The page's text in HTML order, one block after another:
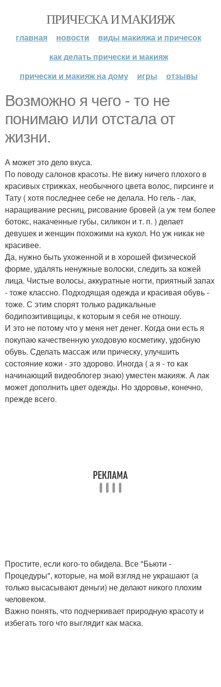
ПРИЧЕСКА И МАКИЯЖ
главная новости
виды макияжа и причесок
как делать прически и макияж
прически и макияж на дому
игры отзывы
Возможно я чего - то не
понимаю или отстала от
жизни.
А может это дело вкуса.
По поводу салонов красоты. Не вижу ничего плохого в
красивых стрижках, необычного цвета волос, пирсинге и
Тату ( хотя последнее себе не делала. Но гель - лак,
наращивание ресниц, рисование бровей (а уж тем более
ботокс, накаченные губы, силикон и т. п. ) делает
девушек и женщин похожими на кукол. Но уж никак не
красивее.
Да, нужно быть ухоженной и в хорошей физической
форме, удалять ненужные волоски, следить за кожей
лица. Чистые волосы, аккуратные ногти, приятный запах
- тоже классно. Подходящая одежда и красивая обувь -
тоже. С этим спорят только радикальные
бодипозитивщицы, к которым я себя не отношу.
И это не потому что у меня нет денег. Когда они есть я
покупаю качественную уходовую косметику, удобную
обувь. Сделать массаж или прическу, улучшить
состояние кожи - это здорово. Иногда ( а я - то как
начинающий видеоблогер знаю) уместен макияж. А лак
может дополнить цвет одежды. Но здоровье, конечно,
прежде всего.
Простите, если кого-то обидела. Все "Бьюти -
Процедуры", которые, на мой взгляд не украшают (а
только высасывают деньги) не делают никого плохим
человеком.
Важно понять, что подчеркивает природную красоту и
избегать того что выглядит как маска.